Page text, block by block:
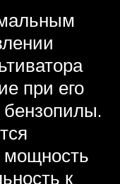
при его
бензопилы.
мощность
к